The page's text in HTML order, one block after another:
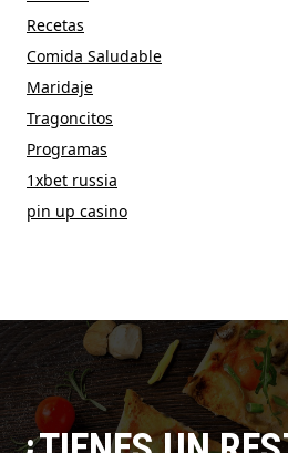
Recetas
Comida Saludable
Maridaje
Tragoncitos
Programas
1xbet russia
pin up casino